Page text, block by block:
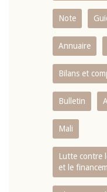
Note
Annuaire
Bilans et
Bulletin
Mali
Lutte contre
et le